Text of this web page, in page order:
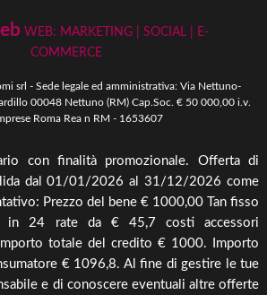
solari & Bollitori
WEB: MARKETING | SOCIAL | E-
COMMERCE
srl - Sede legale ed amministrativa: Via Nettuno-
00048 Nettuno (RM) Cap.Soc. € 50 000,00 i.v.
Roma Rea n RM - 1653607
con finalità promozionale. Offerta di
dal 01/01/2026 al 31/12/2026 come
Prezzo del bene € 1000,00 Tan fisso
in 24 rate da € 45,7 costi accessori
totale del credito € 1000. Importo
€ 1096,8. Al fine di gestire le tue
e di conoscere eventuali altre offerte